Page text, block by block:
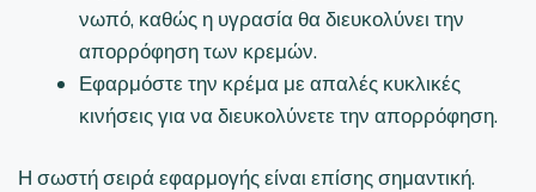
νωπό, καθώς η υγρασία θα διευκολύνει την
απορρόφηση των κρεμών.
Εφαρμόστε την κρέμα με απαλές κυκλικές
κινήσεις για να διευκολύνετε την απορρόφηση.
Η σωστή σειρά εφαρμογής είναι επίσης σημαντική.